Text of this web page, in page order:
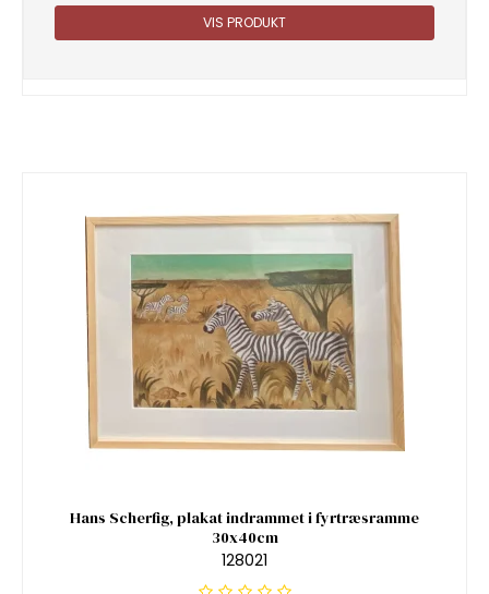
VIS PRODUKT
Hans Scherfig, plakat indrammet i fyrtræsramme
30x40cm
128021